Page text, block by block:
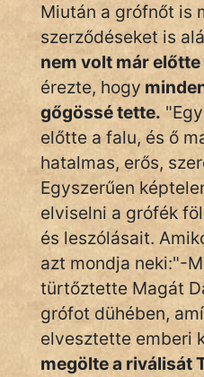
Miután a grófnőt is
szerződéseket is
nem volt már
érezte, hogy
gőgössé tette.
előtte a falu, és ő
hatalmas, erős,
Egyszerűen
elviselni a grófék
és leszólásait.
azt mondja neki:"-
türtőztette Magát
grófot dühében,
elvesztette emberi
megölte a riválisát